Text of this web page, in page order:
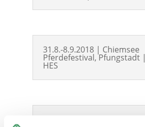
31.8.-8.9.2018 | Chiemsee
Pferdefestival, Pfungstadt |
HES